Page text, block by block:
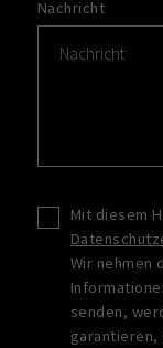
Nachricht
Mit diesem
Wir nehmen
senden,
garantieren,